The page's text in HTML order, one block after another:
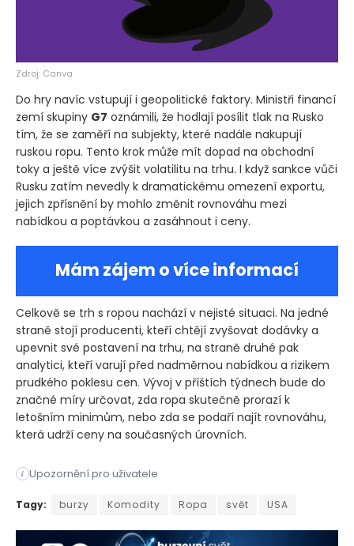
Zdroj: Canva
Do hry navíc vstupují i geopolitické faktory. Ministři financí
zemí skupiny G7 oznámili, že hodlají posílit tlak na Rusko
tím, že se zaměří na subjekty, které nadále nakupují
ruskou ropu. Tento krok může mít dopad na obchodní
toky a ještě více zvýšit volatilitu na trhu. I když sankce vůči
Rusku zatím nevedly k dramatickému omezení exportu,
jejich zpřísnění by mohlo změnit rovnováhu mezi
nabídkou a poptávkou a zasáhnout i ceny.
Mám zájem o více informací
Celkově se trh s ropou nachází v nejisté situaci. Na jedné
straně stojí producenti, kteří chtějí zvyšovat dodávky a
upevnit své postavení na trhu, na straně druhé pak
analytici, kteří varují před nadměrnou nabídkou a rizikem
prudkého poklesu cen. Vývoj v příštích týdnech bude do
značné míry určovat, zda ropa skutečně prorazí k
letošním minimům, nebo zda se podaří najít rovnováhu,
která udrží ceny na současných úrovních.
i Upozornění pro uživatele
Ceny ropy v pátek po čtyřech dnech nepřetržitého poklesu
Tagy: burzy Komodity Ropa svět USA